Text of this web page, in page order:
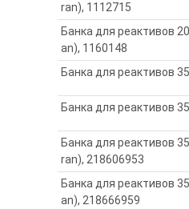
ran), 1112715
Банка для реактивов
an), 1160148
Банка для реактивов
Банка для реактивов
Банка для реактивов
ran), 218606953
Банка для реактивов
an), 218666959